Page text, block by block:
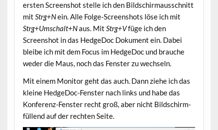
ersten Screenshot stelle ich den Bildschirmausschnitt
mit Strg+Nein. Alle Folge-Screenshots löse ich mit
Strg+Umschalt+Naus. Mit Strg+Vfüge ich den
Screenshot in das HedgeDoc Dokument ein. Dabei
bleibe ich mit dem Focus im HedgeDoc und brauche
weder die Maus, noch das Fenster zu wechseln.
Mit einem Monitor geht das auch. Dann ziehe ich das
kleine HedgeDoc-Fenster nach links und habe das
Konferenz-Fenster recht groß, aber nicht Bildschirm-
füllend auf der rechten Seite.